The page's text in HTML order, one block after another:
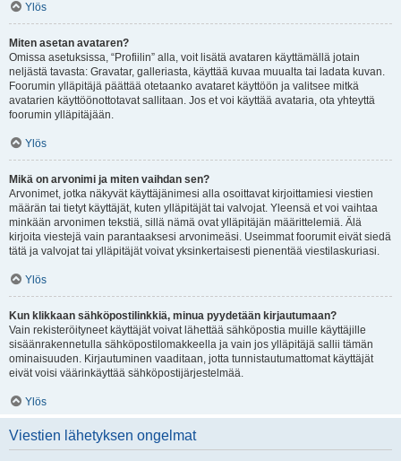
Ylös
Miten asetan avataren?
Omissa asetuksissa, “Profiilin” alla, voit lisätä avataren käyttämällä jotain
neljästä tavasta: Gravatar, galleriasta, käyttää kuvaa muualta tai ladata kuvan.
Foorumin ylläpitäjä päättää otetaanko avataret käyttöön ja valitsee mitkä
avatarien käyttöönottotavat sallitaan. Jos et voi käyttää avataria, ota yhteyttä
foorumin ylläpitäjään.
Ylös
Mikä on arvonimi ja miten vaihdan sen?
Arvonimet, jotka näkyvät käyttäjänimesi alla osoittavat kirjoittamiesi viestien
määrän tai tietyt käyttäjät, kuten ylläpitäjät tai valvojat. Yleensä et voi vaihtaa
minkään arvonimen tekstiä, sillä nämä ovat ylläpitäjän määrittelemiä. Älä
kirjoita viestejä vain parantaaksesi arvonimeäsi. Useimmat foorumit eivät siedä
tätä ja valvojat tai ylläpitäjät voivat yksinkertaisesti pienentää viestilaskuriasi.
Ylös
Kun klikkaan sähköpostilinkkiä, minua pyydetään kirjautumaan?
Vain rekisteröityneet käyttäjät voivat lähettää sähköpostia muille käyttäjille
sisäänrakennetulla sähköpostilomakkeella ja vain jos ylläpitäjä sallii tämän
ominaisuuden. Kirjautuminen vaaditaan, jotta tunnistautumattomat käyttäjät
eivät voisi väärinkäyttää sähköpostijärjestelmää.
Ylös
Viestien lähetyksen ongelmat